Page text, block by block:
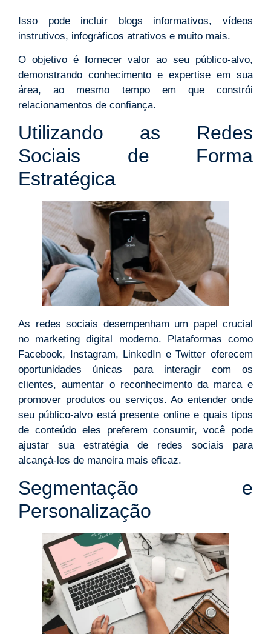
Isso pode incluir blogs informativos, vídeos
instrutivos, infográficos atrativos e muito mais.
O objetivo é fornecer valor ao seu público-alvo,
demonstrando conhecimento e expertise em sua
área, ao mesmo tempo em que constrói
relacionamentos de confiança.
Utilizando as Redes
Sociais de Forma
Estratégica
As redes sociais desempenham um papel crucial
no marketing digital moderno. Plataformas como
Facebook, Instagram, LinkedIn e Twitter oferecem
oportunidades únicas para interagir com os
clientes, aumentar o reconhecimento da marca e
promover produtos ou serviços. Ao entender onde
seu público-alvo está presente online e quais tipos
de conteúdo eles preferem consumir, você pode
ajustar sua estratégia de redes sociais para
alcançá-los de maneira mais eficaz.
Segmentação e
Personalização